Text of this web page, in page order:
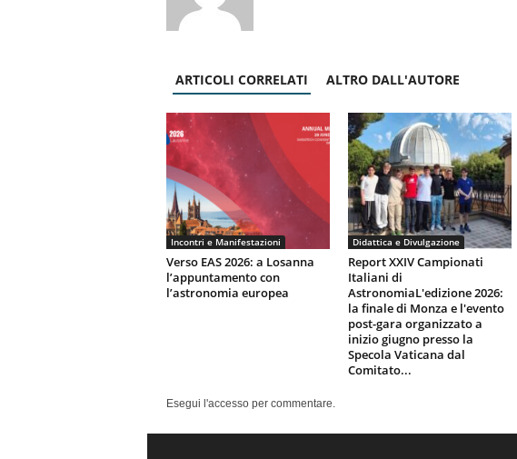
ARTICOLI CORRELATI ALTRO DALL'AUTORE
Incontri e Manifestazioni
Verso EAS 2026: a Losanna
l’appuntamento con
l’astronomia europea
Didattica e Divulgazione
Report XXIV Campionati
Italiani di
AstronomiaL'edizione 2026:
la finale di Monza e l'evento
post-gara organizzato a
inizio giugno presso la
Specola Vaticana dal
Comitato...
Esegui l'accesso per commentare.